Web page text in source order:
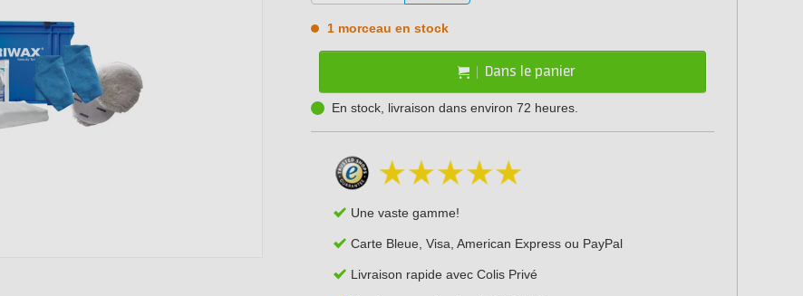
1 morceau en stock
Dans le panier
En stock, livraison dans environ 72 heures.
Une vaste gamme!
Carte Bleue, Visa, American Express ou PayPal
Livraison rapide avec Colis Privé